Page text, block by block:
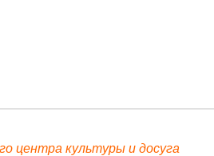
центра культуры и досуга